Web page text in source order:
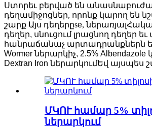
Ստորեւ բերված են
դեղամիջոցներ, որոնք կարող են
շարք Այս դեղերըse, ներառյալ
դեղեր, սնուցում լրացնող դեղեր եւ
հանրաճանաչ արտադրանքներն
Wormer ներարկիչ, 2.5% Albendazole
Dextran Iron ներարկումԵվ այսպես
ՄԿՈՒ համար 5%
ներարկում